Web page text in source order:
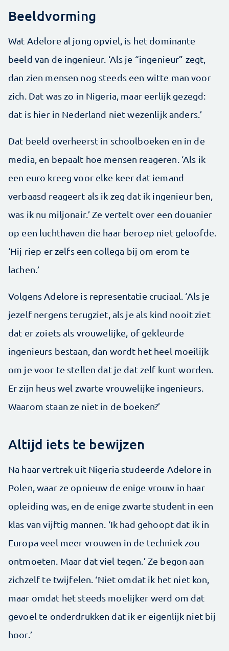
Beeldvorming
Wat Adelore al jong opviel, is het dominante
beeld van de ingenieur. ‘Als je “ingenieur” zegt,
dan zien mensen nog steeds een witte man voor
zich. Dat was zo in Nigeria, maar eerlijk gezegd:
dat is hier in Nederland niet wezenlijk anders.’
Dat beeld overheerst in schoolboeken en in de
media, en bepaalt hoe mensen reageren. ‘Als ik
een euro kreeg voor elke keer dat iemand
verbaasd reageert als ik zeg dat ik ingenieur ben,
was ik nu miljonair.’ Ze vertelt over een douanier
op een luchthaven die haar beroep niet geloofde.
‘Hij riep er zelfs een collega bij om erom te
lachen.’
Volgens Adelore is representatie cruciaal. ‘Als je
jezelf nergens terugziet, als je als kind nooit ziet
dat er zoiets als vrouwelijke, of gekleurde
ingenieurs bestaan, dan wordt het heel moeilijk
om je voor te stellen dat je dat zelf kunt worden.
Er zijn heus wel zwarte vrouwelijke ingenieurs.
Waarom staan ze niet in de boeken?’
Altijd iets te bewijzen
Na haar vertrek uit Nigeria studeerde Adelore in
Polen, waar ze opnieuw de enige vrouw in haar
opleiding was, en de enige zwarte student in een
klas van vijftig mannen. ‘Ik had gehoopt dat ik in
Europa veel meer vrouwen in de techniek zou
ontmoeten. Maar dat viel tegen.’ Ze begon aan
zichzelf te twijfelen. ‘Niet omdat ik het niet kon,
maar omdat het steeds moelijker werd om dat
gevoel te onderdrukken dat ik er eigenlijk niet bij
hoor.’